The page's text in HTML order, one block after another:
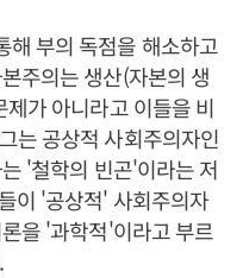
해 부의 독점을 해소하고
주의는 생산(자본의 생
가 아니라고 이들을 비
는 공상적 사회주의자인
'철학의 빈곤'이라는 저
이 '공상적' 사회주의자
을 '과학적'이라고 부르